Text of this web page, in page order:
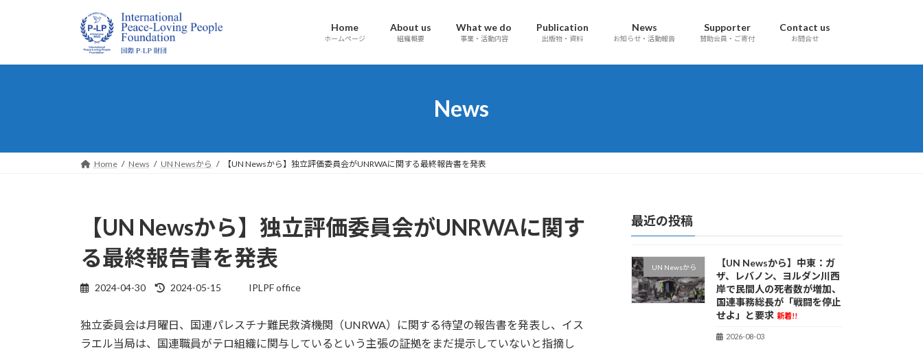
プ
動
Home
ホームページ
About us
組織概要
What we do
事業・活動内容
Publication
出版物・資料
News
お知らせ・活動報告
Supporter
賛助会員・ご寄付
Contact us
お問合せ
News
Home News UN Newsから 【UN Newsから】独立評価委員会がUNRWAに関する最終報告書を発表
【UN Newsから】独立評価委員会がUNRWAに関す
る最終報告書を発表
2024-04-30
最
新
日
2024-05-15 IPLPF office
独立委員会は月曜日、国連パレスチナ難民救済機関（UNRWA）に関する待望の報告書を発表し、イス
ラエル当局は、国連職員がテロ組織に関与しているという主張の証拠をまだ提示していないと指摘し
最近の投稿
UN Newsから
【UN Newsから】中東：ガ
ザ、レバノン、ヨルダン川西
岸で民間人の死者数が増加、
国連事務総長が「戦闘を停止
せよ」と要求 新着!!
2026-08-03